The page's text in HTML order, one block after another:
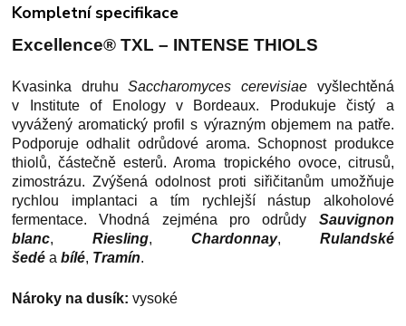
Kompletní specifikace
Excellence®TXL – INTENSE THIOLS
Kvasinka druhu Saccharomyces cerevisiae
vyšlechtěná
v Institute of Enology v Bordeaux. Produkuje čistý a
vyvážený aromatický profil s výrazným objemem na patře.
Podporuje odhalit odrůdové aroma. Schopnost produkce
thiolů, částečně esterů. Aroma tropického ovoce, citrusů,
zimostrázu. Zvýšená odolnost proti siřičitanům umožňuje
rychlou implantaci a tím rychlejší nástup alkoholové
fermentace. Vhodná zejména pro odrůdy
Sauvignon
blanc, Riesling, Chardonnay,
Rulandské
šedé a bílé, Tramín.
Nároky na dusík: vysoké